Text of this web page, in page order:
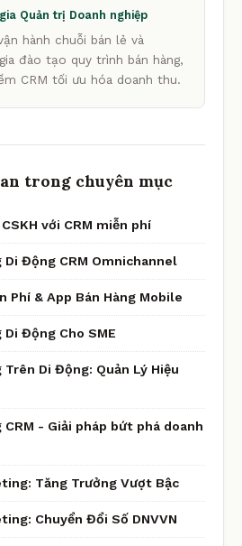
Quản trị Doanh nghiệp
hành chuỗi bán lẻ và
đào tạo quy trình bán hàng,
CRM tối ưu hóa doanh thu.
trong chuyên mục
với CRM miễn phí
Di Động CRM Omnichannel
Phí & App Bán Hàng Mobile
Di Động Cho SME
Trên Di Động: Quản Lý Hiệu
- Giải pháp bứt phá doanh
Tăng Trưởng Vượt Bậc
Chuyển Đổi Số DNVVN